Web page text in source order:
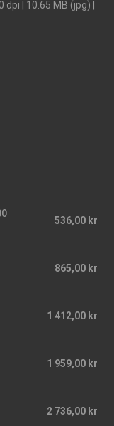
| 10.65 MB (jpg) |
536,00 kr
865,00 kr
1 412,00 kr
1 959,00 kr
2 736,00 kr